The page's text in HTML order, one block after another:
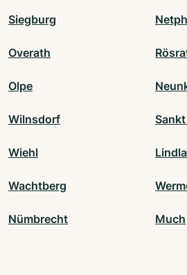
Siegburg
Overath
Olpe
Wilnsdorf
Wiehl
Wachtberg
Nümbrecht Much